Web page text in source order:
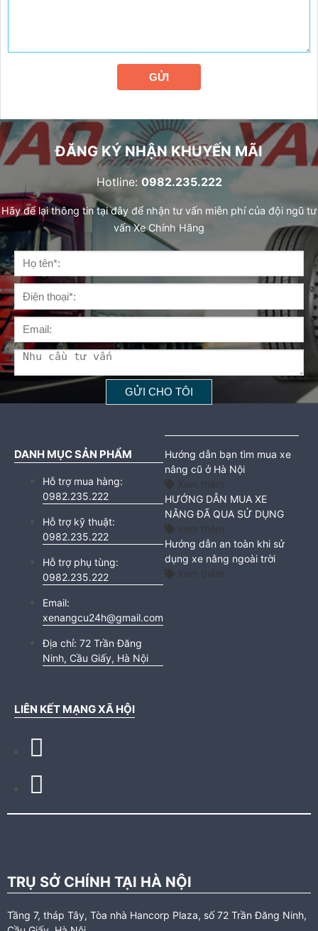
GỬI
ĐĂNG KÝ NHẬN KHUYẾN MÃI
Hotline: 0982.235.222
Hãy để lại thông tin tại đây để nhận tư vấn miễn phí của đội ngũ tư
vấn Xe Chính Hãng
DANH MỤC SẢN PHẨM
Hỗ trợ mua hàng:
0982.235.222
Hỗ trợ kỹ thuật:
0982.235.222
Hỗ trợ phụ tùng:
0982.235.222
Email:
xenangcu24h@gmail.com
Địa chỉ: 72 Trần Đăng
Ninh, Cầu Giấy, Hà Nội
Hướng dẫn bạn tìm mua xe
nâng cũ ở Hà Nội
Xem thêm
HƯỚNG DẪN MUA XE
NÂNG ĐÃ QUA SỬ DỤNG
Xem thêm
Hướng dẫn an toàn khi sử
dụng xe nâng ngoài trời
Xem thêm
LIÊN KẾT MẠNG XÃ HỘI
TRỤ SỞ CHÍNH TẠI HÀ NỘI
Tầng 7, tháp Tây, Tòa nhà Hancorp Plaza, số 72 Trần Đăng Ninh,